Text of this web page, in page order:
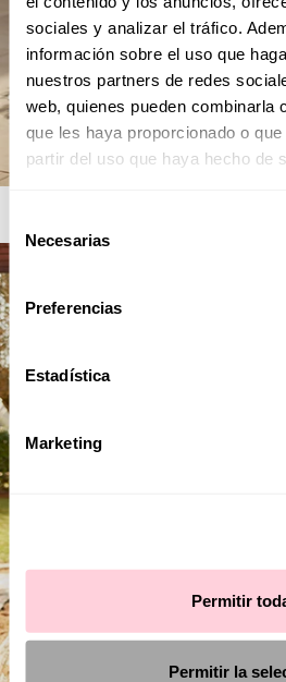
sociales y analizar el tráfico.
información sobre el uso que
nuestros partners de redes
web, quienes pueden combinarla
que les haya proporcionado o
partir del uso que haya hecho de
de
consentimiento
Necesarias
Preferencias
Estadística
Marketing
Permitir
Permitir la